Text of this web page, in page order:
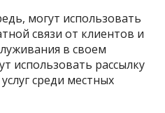
могут использовать
связи от клиентов и
в своем
использовать рассылку
среди местных